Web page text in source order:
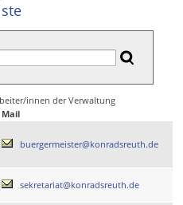
innen der Verwaltung
Mail
buergermeister@konradsreuth.de
sekretariat@konradsreuth.de